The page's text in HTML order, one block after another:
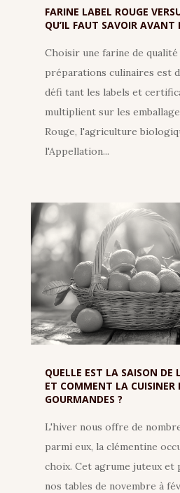
FARINE LABEL ROUGE
QU’IL FAUT SAVOIR AVANT
Choisir une farine de
préparations culinaires est
défi tant les labels et
multiplient sur les
Rouge, l'agriculture
l'Appellation...
QUELLE EST LA SAISON DE
ET COMMENT LA CUISINER
GOURMANDES ?
L'hiver nous offre de
parmi eux, la clémentine
choix. Cet agrume juteux et
nos tables de novembre à